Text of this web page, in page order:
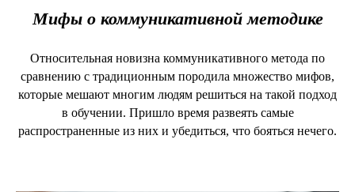
Мифы о коммуникативной методике
Относительная новизна коммуникативного метода по
сравнению с традиционным породила множество мифов,
которые мешают многим людям решиться на такой подход
в обучении. Пришло время развеять самые
распространенные из них и убедиться, что бояться нечего.